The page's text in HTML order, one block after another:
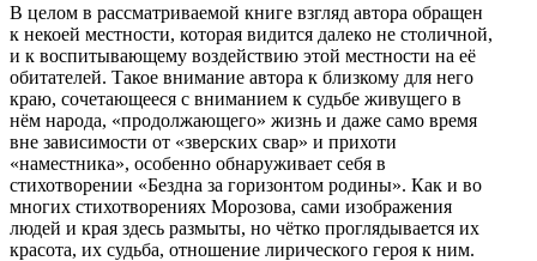
В целом в рассматриваемой книге взгляд автора обращен
к некоей местности, которая видится далеко не столичной,
и к воспитывающему воздействию этой местности на её
обитателей. Такое внимание автора к близкому для него
краю, сочетающееся с вниманием к судьбе живущего в
нём народа, «продолжающего» жизнь и даже само время
вне зависимости от «зверских свар» и прихоти
«наместника», особенно обнаруживает себя в
стихотворении «Бездна за горизонтом родины». Как и во
многих стихотворениях Морозова, сами изображения
людей и края здесь размыты, но чётко проглядывается их
красота, их судьба, отношение лирического героя к ним.